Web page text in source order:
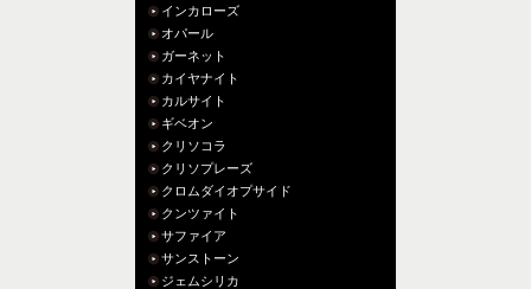
インカローズ
オパール
ガーネット
カイヤナイト
カルサイト
ギベオン
クリソコラ
クリソプレーズ
クロムダイオプサイド
クンツァイト
サファイア
サンストーン
ジェムシリカ